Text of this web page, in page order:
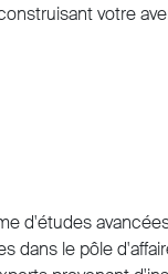
votre
d'études
dans le pôle